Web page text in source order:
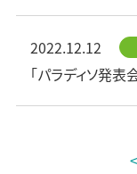
2022.12.12
「パラディソ発表
<